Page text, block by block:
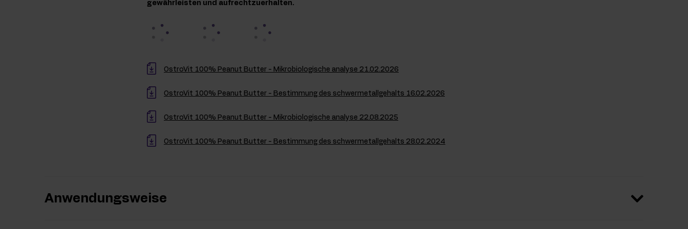
gewährleisten und aufrechtzuerhalten.
OstroVit 100% Peanut Butter - Mikrobiologische analyse 21.02.2026
OstroVit 100% Peanut Butter - Bestimmung des schwermetallgehalts 16.02.2026
OstroVit 100% Peanut Butter - Mikrobiologische analyse 22.08.2025
OstroVit 100% Peanut Butter - Bestimmung des schwermetallgehalts 28.02.2024
Anwendungsweise